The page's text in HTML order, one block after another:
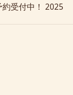
受付中！ 2025